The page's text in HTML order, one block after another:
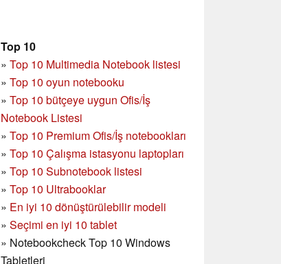
Top 10
» Top 10 Multimedia Notebook listesi
» Top 10 oyun notebooku
» Top 10 bütçeye uygun Ofis/İş
Notebook Listesi
» Top 10 Premium Ofis/İş notebookları
» Top 10 Çalışma istasyonu laptopları
» Top 10 Subnotebook listesi
» Top 10 Ultrabooklar
» En iyi 10 dönüştürülebilir modeli
» Seçimi en iyi 10 tablet
» Notebookcheck Top 10 Windows
Tabletleri